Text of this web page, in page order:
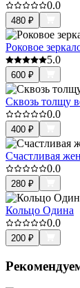
0.0
480 ₽
Роковое
5.0
600 ₽
Сквозь толщу
0.0
400 ₽
Счастливая
0.0
280 ₽
Кольцо Одина
0.0
200 ₽